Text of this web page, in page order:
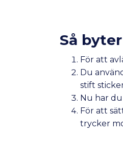
Så
För att
Du
stift
Nu har
För att
trycker